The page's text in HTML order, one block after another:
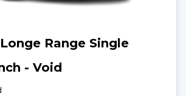
Range Single
- Void